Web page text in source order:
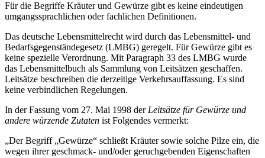
Für die Begriffe Kräuter und Gewürze gibt es keine eindeutigen
umgangssprachlichen oder fachlichen Definitionen.
Das deutsche Lebensmittelrecht wird durch das Lebensmittel- und
Bedarfsgegenständegesetz (LMBG) geregelt. Für Gewürze gibt es
keine spezielle Verordnung. Mit Paragraph 33 des LMBG wurde
das Lebensmittelbuch als Sammlung von Leitsätzen geschaffen.
Leitsätze beschreiben die derzeitige Verkehrsauffassung. Es sind
keine verbindlichen Regelungen.
In der Fassung vom 27. Mai 1998 der Leitsätze für Gewürze und
andere würzende Zutaten ist Folgendes vermerkt:
„Der Begriff „Gewürze“ schließt Kräuter sowie solche Pilze ein, die
wegen ihrer geschmack- und/oder geruchgebenden Eigenschaften